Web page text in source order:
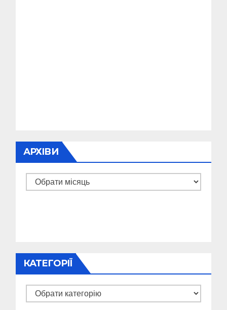
АРХІВИ
Архіви
КАТЕГОРІЇ
Категорії